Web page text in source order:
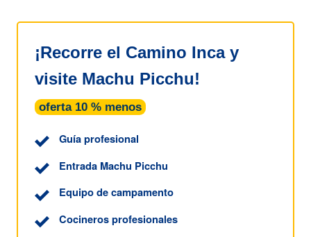
¡Recorre el Camino Inca y
visite Machu Picchu!
oferta 10 % menos
Guía profesional
Entrada Machu Picchu
Equipo de campamento
Cocineros profesionales